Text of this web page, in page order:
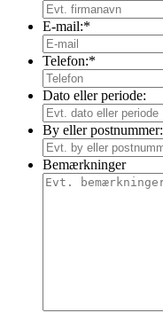
E-mail:*
Telefon:*
Dato eller periode:
By eller postnummer:
Bemærkninger